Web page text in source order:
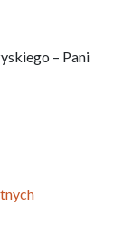
– Pani